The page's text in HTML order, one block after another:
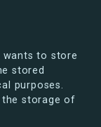
wants to store
stored
purposes.
storage of
curious, you
s.dk will look